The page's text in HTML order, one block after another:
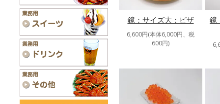
鏡：サイズ大：ピザ
6,600円(本体6,000円、税
600円)
鏡